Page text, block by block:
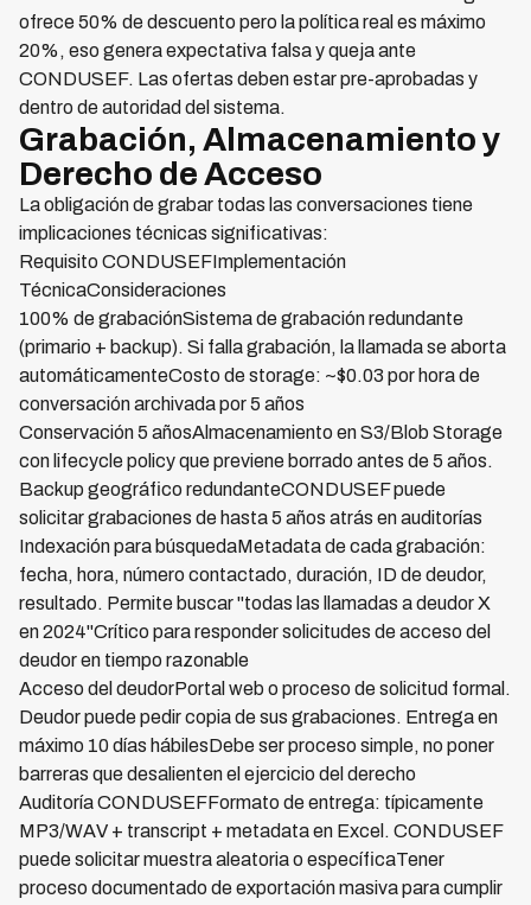
ofrece 50% de descuento pero la política real es máximo
20%, eso genera expectativa falsa y queja ante
CONDUSEF. Las ofertas deben estar pre-aprobadas y
dentro de autoridad del sistema.
Grabación, Almacenamiento y
Derecho de Acceso
La obligación de grabar todas las conversaciones tiene
implicaciones técnicas significativas:
Requisito CONDUSEFImplementación
TécnicaConsideraciones
100% de grabaciónSistema de grabación redundante
(primario + backup). Si falla grabación, la llamada se aborta
automáticamenteCosto de storage: ~$0.03 por hora de
conversación archivada por 5 años
Conservación 5 añosAlmacenamiento en S3/Blob Storage
con lifecycle policy que previene borrado antes de 5 años.
Backup geográfico redundanteCONDUSEF puede
solicitar grabaciones de hasta 5 años atrás en auditorías
Indexación para búsquedaMetadata de cada grabación:
fecha, hora, número contactado, duración, ID de deudor,
resultado. Permite buscar "todas las llamadas a deudor X
en 2024"Crítico para responder solicitudes de acceso del
deudor en tiempo razonable
Acceso del deudorPortal web o proceso de solicitud formal.
Deudor puede pedir copia de sus grabaciones. Entrega en
máximo 10 días hábilesDebe ser proceso simple, no poner
barreras que desalienten el ejercicio del derecho
Auditoría CONDUSEFFormato de entrega: típicamente
MP3/WAV + transcript + metadata en Excel. CONDUSEF
puede solicitar muestra aleatoria o específicaTener
proceso documentado de exportación masiva para cumplir